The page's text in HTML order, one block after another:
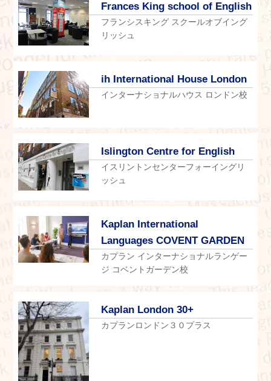
Frances King school of English
フランシスキング スクールオブイング
リッシュ
ih International House London
インターナショナルハウス ロンドン校
Islington Centre for English
イスリントンセンターフォーイングリ
ッシュ
Kaplan International
Languages COVENT GARDEN
カプラン インターナショナルランゲー
ジ コベントガーデン校
Kaplan London 30+
カプランロンドン３０プラス